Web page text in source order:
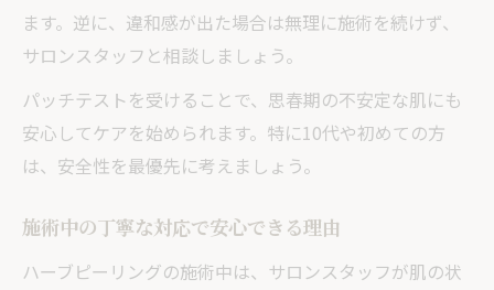
ます。逆に、違和感が出た場合は無理に施術を続けず、
サロンスタッフと相談しましょう。
パッチテストを受けることで、思春期の不安定な肌にも
安心してケアを始められます。特に10代や初めての方
は、安全性を最優先に考えましょう。
施術中の丁寧な対応で安心できる理由
ハーブピーリングの施術中は、サロンスタッフが肌の状